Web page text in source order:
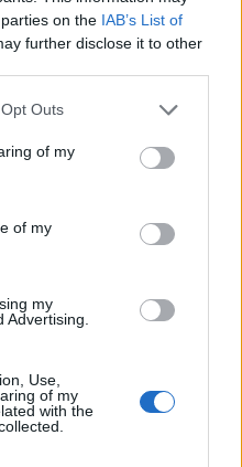
on the IAB’s List of
further disclose it to other
uses one or more Google
You may click to
and its third-party tags to
purposes in below Google
Outs
of my
of my
my
Advertising.
Use,
of my
with the
Σαλμά – Βαριές